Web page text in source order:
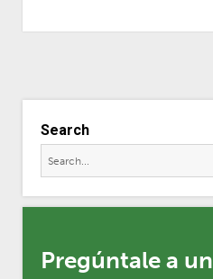
Search
Pregúntale a un